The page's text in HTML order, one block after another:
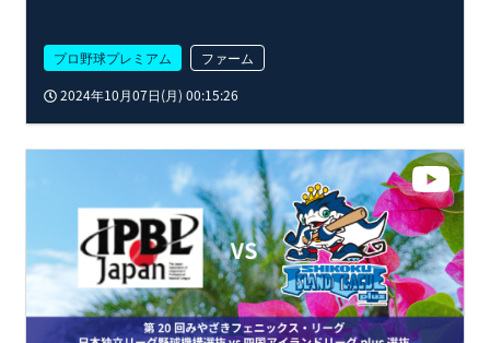
プロ野球プレミアム
ファーム
2024年10月07日(月) 00:15:26